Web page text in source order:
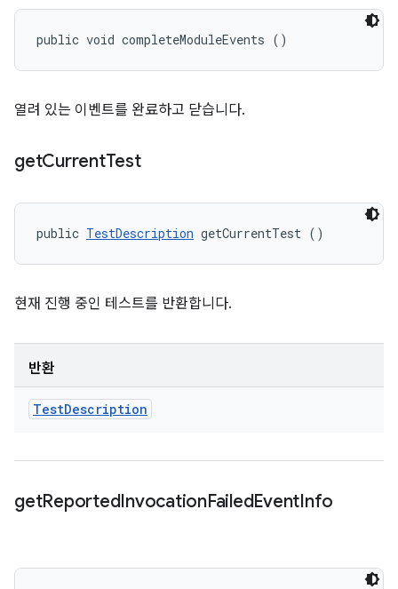
public void completeModuleEvents ()
열려 있는 이벤트를 완료하고 닫습니다.
getCurrentTest
public TestDescription getCurrentTest ()
현재 진행 중인 테스트를 반환합니다.
반환
TestDescription
getReportedInvocationFailedEventInfo